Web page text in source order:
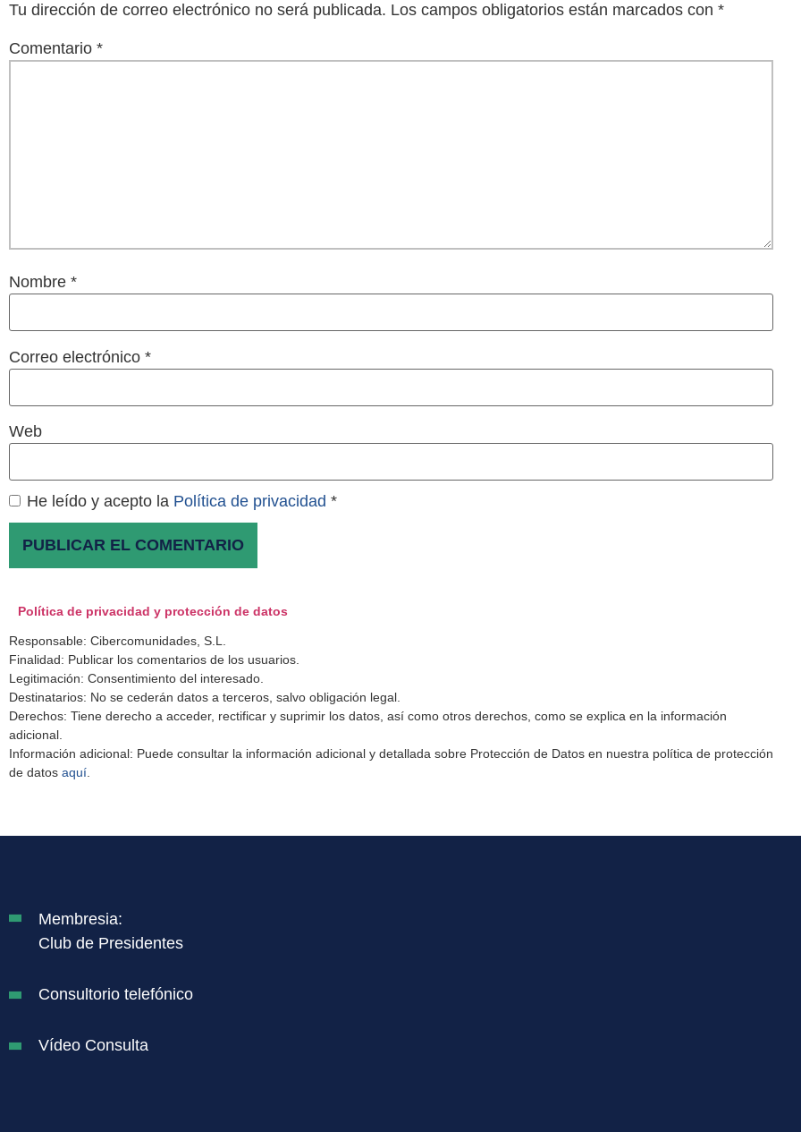
Tu dirección de correo electrónico no será publicada. Los campos obligatorios están marcados con *
Comentario *
Nombre *
Correo electrónico *
Web
He leído y acepto la Política de privacidad *
Política de privacidad y protección de datos
Responsable: Cibercomunidades, S.L.
Finalidad: Publicar los comentarios de los usuarios.
Legitimación: Consentimiento del interesado.
Destinatarios: No se cederán datos a terceros, salvo obligación legal.
Derechos: Tiene derecho a acceder, rectificar y suprimir los datos, así como otros derechos, como se explica en la información
adicional.
Información adicional: Puede consultar la información adicional y detallada sobre Protección de Datos en nuestra política de protección
de datos aquí
Membresia:
Club de Presidentes
Consultorio telefónico
Vídeo Consulta